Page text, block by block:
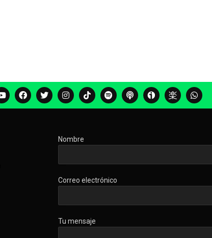
Nombre
Correo electrónico
Tu mensaje